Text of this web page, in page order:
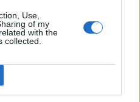
Use,
of my
with the
collected.
Τραμπ: Η κατάπαυση του πυρός
στη Μέση Ανατολή κρέμεται
από μια κλωστή - Σε αδιέξοδο
οι συνομιλίες